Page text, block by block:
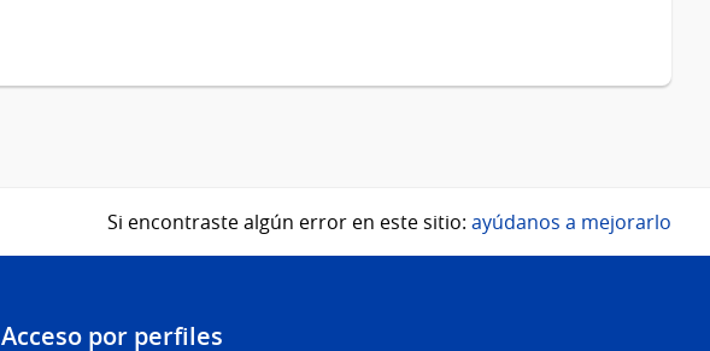
Si encontraste algún error en este sitio: ayúdanos a mejorarlo
Acceso por perfiles